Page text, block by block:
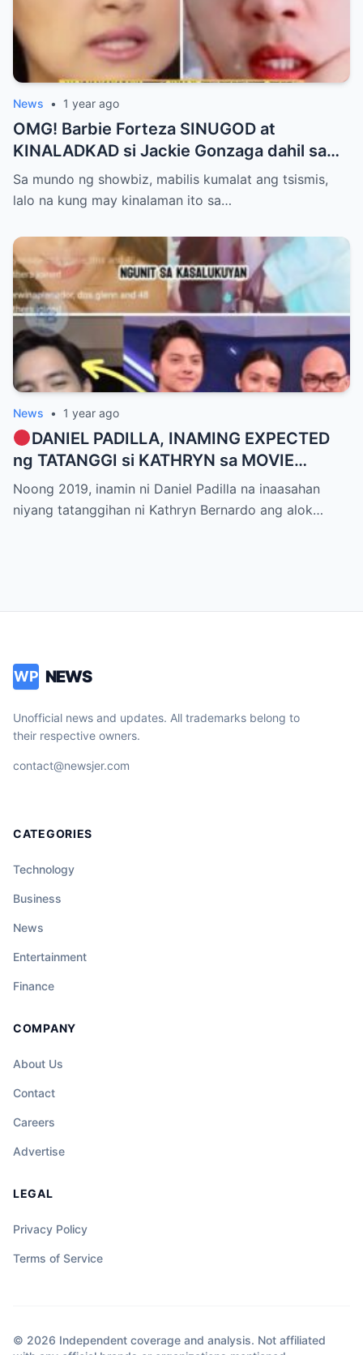
News • 1 year ago
OMG! Barbie Forteza SINUGOD at
KINALADKAD si Jackie Gonzaga dahil sa
PANG AAGAW nito kay Jak Roberto
Sa mundo ng showbiz, mabilis kumalat ang tsismis,
lalo na kung may kinalaman ito sa…
News • 1 year ago
DANIEL PADILLA, INAMING EXPECTED
ng TATANGGI si KATHRYN sa MOVIE
OFFER dahil kay ALDEN RICHARDS
Noong 2019, inamin ni Daniel Padilla na inaasahan
niyang tatanggihan ni Kathryn Bernardo ang alok…
WP NEWS
Unofficial news and updates. All trademarks belong to
their respective owners.
contact@newsjer.com
CATEGORIES
Technology
Business
News
Entertainment
Finance
COMPANY
About Us
Contact
Careers
Advertise
LEGAL
Privacy Policy
Terms of Service
© 2026 Independent coverage and analysis. Not affiliated